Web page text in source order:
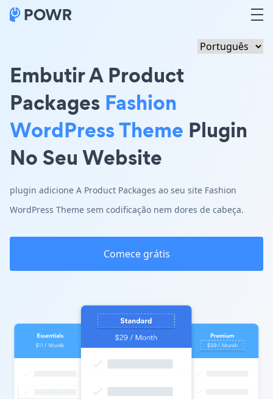
Embutir A Product
Packages Fashion
WordPress Theme Plugin
No Seu Website
plugin adicione A Product Packages ao seu site Fashion
WordPress Theme sem codificação nem dores de cabeça.
Comece grátis